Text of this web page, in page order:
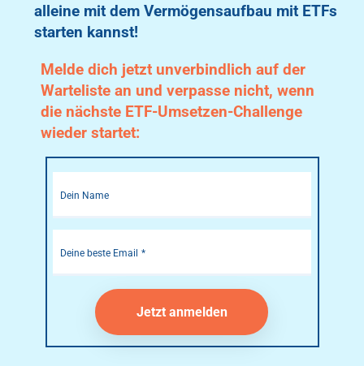
Dein Name
Deine beste Email
Jetzt anmelden
alleine mit dem Vermögensaufbau mit ETFs
starten kannst!
Melde dich jetzt unverbindlich auf der
Warteliste an und verpasse nicht, wenn
die nächste ETF-Umsetzen-Challenge
wieder startet: